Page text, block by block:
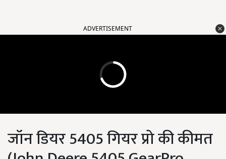
ADVERTISEMENT
जॉन डियर 5405 गियर प्रो की कीमत